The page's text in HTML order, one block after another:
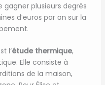
plusieurs degrés
d’euros par an sur la
l’étude thermique,
Elle consiste à
de la maison,